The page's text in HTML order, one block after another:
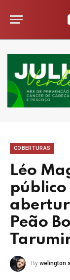
COBERTURAS
Léo
Peão
By welington